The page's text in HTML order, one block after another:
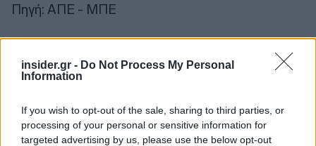
insider.gr - Do Not Process My Personal
Information
If you wish to opt-out of the sale, sharing to third parties, or
processing of your personal or sensitive information for
targeted advertising by us, please use the below opt-out
Πηγή: ΑΠΕ - ΜΠΕ
πρώτοι όλες τιςειδήσειςαπό την Ελλάδα και τον κόσμο.